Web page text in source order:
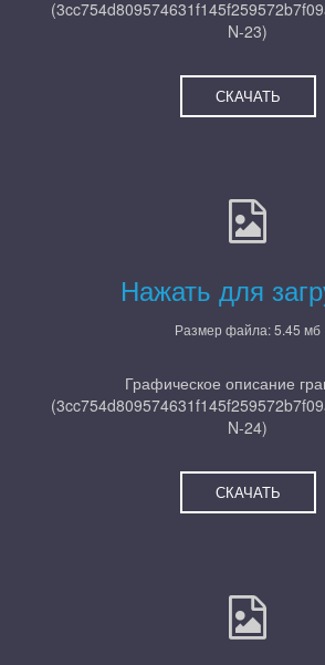
N-23)
СКАЧАТЬ
Нажать для
Размер файла: 5.45 мб
Графическое описание
N-24)
СКАЧАТЬ